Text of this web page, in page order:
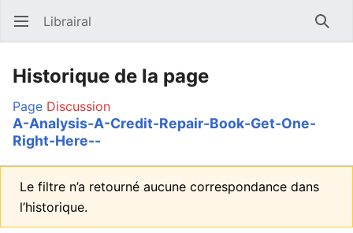
Ouvrir le menu principal Librairal
Historique de la page
Page Discussion
A-Analysis-A-Credit-Repair-Book-Get-One-
Right-Here--
Le filtre n’a retourné aucune correspondance dans
l’historique.